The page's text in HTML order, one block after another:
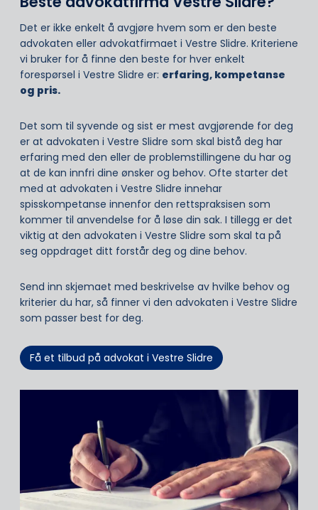
Det er ikke enkelt å avgjøre hvem som er den beste
advokaten eller advokatfirmaet i Vestre Slidre. Kriteriene
vi bruker for å finne den beste for hver enkelt
forespørsel i Vestre Slidre er: erfaring, kompetanse
og pris.
Det som til syvende og sist er mest avgjørende for deg
er at advokaten i Vestre Slidre som skal bistå deg har
erfaring med den eller de problemstillingene du har og
at de kan innfri dine ønsker og behov. Ofte starter det
med at advokaten i Vestre Slidre innehar
spisskompetanse innenfor den rettspraksisen som
kommer til anvendelse for å løse din sak. I tillegg er det
viktig at den advokaten i Vestre Slidre som skal ta på
seg oppdraget ditt forstår deg og dine behov.
Send inn skjemaet med beskrivelse av hvilke behov og
kriterier du har, så finner vi den advokaten i Vestre Slidre
som passer best for deg.
Få et tilbud på advokat i Vestre Slidre